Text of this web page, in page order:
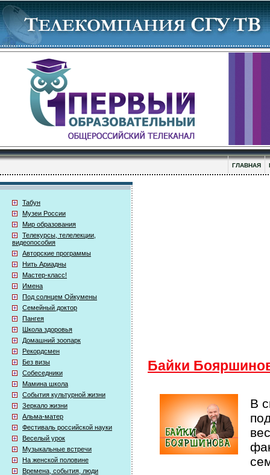
ГЛАВНАЯ
Табун
Музеи России
Мир образования
Телекурсы, телелекции,
видеопособия
Авторские программы
Нить Ариадны
Мастер-класс!
Имена
Под солнцем Ойкумены
Семейный доктор
Пангея
Школа здоровья
Домашний зоопарк
Рекордсмен
Без визы
Собеседники
Мамина школа
События культурной жизни
Зеркало жизни
Альма-матер
Фестиваль российской науки
Веселый урок
Музыкальные встречи
На женской половине
Времена, события, люди
Байки
В